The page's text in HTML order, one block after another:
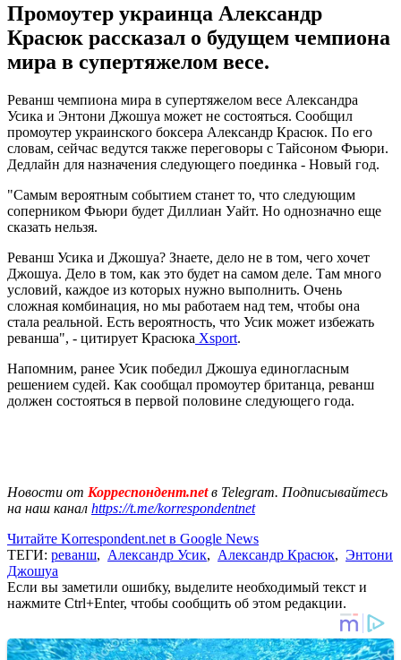
Промоутер украинца Александр
Красюк рассказал о будущем чемпиона
мира в супертяжелом весе.
Реванш чемпиона мира в супертяжелом весе Александра
Усика и Энтони Джошуа может не состояться. Сообщил
промоутер украинского боксера Александр Красюк. По его
словам, сейчас ведутся также переговоры с Тайсоном Фьюри.
Дедлайн для назначения следующего поединка - Новый год.
"Самым вероятным событием станет то, что следующим
соперником Фьюри будет Диллиан Уайт. Но однозначно еще
сказать нельзя.
Реванш Усика и Джошуа? Знаете, дело не в том, чего хочет
Джошуа. Дело в том, как это будет на самом деле. Там много
условий, каждое из которых нужно выполнить. Очень
сложная комбинация, но мы работаем над тем, чтобы она
стала реальной. Есть вероятность, что Усик может избежать
реванша", - цитирует Красюка Xsport.
Напомним, ранее Усик победил Джошуа единогласным
решением судей. Как сообщал промоутер британца, реванш
должен состояться в первой половине следующего года.
Новости от Корреспондент.netв Telegram. Подписывайтесь
на наш канал https://t.me/korrespondentnet
Читайте Korrespondent.net в Google News
ТЕГИ: реванш, Александр Усик, Александр Красюк, Энтони
Джошуа
Если вы заметили ошибку, выделите необходимый текст и
нажмите Ctrl+Enter, чтобы сообщить об этом редакции.